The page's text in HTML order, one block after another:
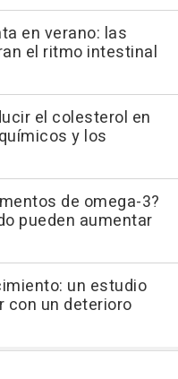
en verano: las
el ritmo intestinal
el colesterol en
y los
de omega-3?
pueden aumentar
un estudio
con un deterioro